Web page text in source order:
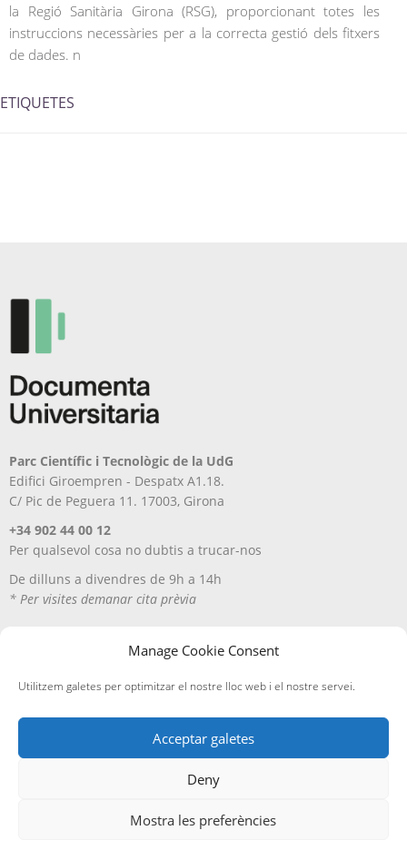
Manage Cookie Consent
Utilitzem galetes per optimitzar el nostre lloc web i el nostre servei.
Acceptar galetes
Deny
Mostra les preferències
la Regió Sanitària Girona (RSG), proporcionant totes les
instruccions necessàries per a la correcta gestió dels fitxers
de dades. n
ETIQUETES
Parc Científic i Tecnològic de la UdG
Edifici Giroempren - Despatx A1.18.
C/ Pic de Peguera 11. 17003, Girona
+34 902 44 00 12
Per qualsevol cosa no dubtis a trucar-nos
De dilluns a divendres de 9h a 14h
* Per visites demanar cita prèvia
Política de privacitat Política de cookies